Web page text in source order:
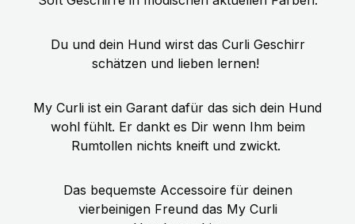
Technologische Zusatzstoffe: keine
Du und dein Hund wirst das Curli Geschirr
schätzen und lieben lernen!
My Curli ist ein Garant dafür das sich dein Hund
wohl fühlt. Er dankt es Dir wenn Ihm beim
Rumtollen nichts kneift und zwickt.
Das bequemste Accessoire für deinen
vierbeinigen Freund das My Curli